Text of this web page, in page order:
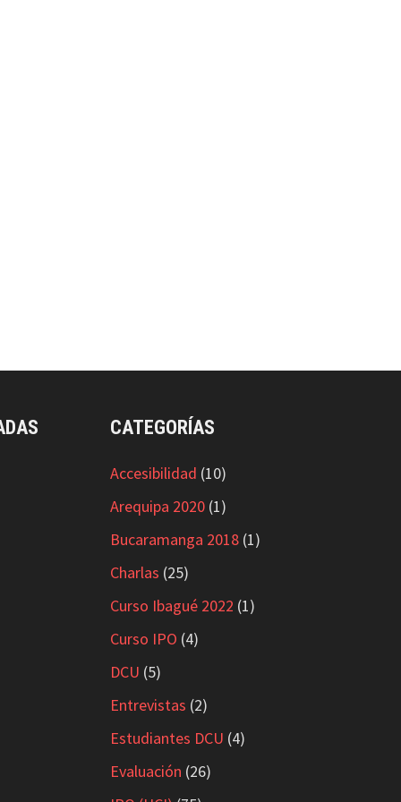
CATEGORÍAS
Accesibilidad (10)
Arequipa 2020(1)
Bucaramanga 2018(1)
Charlas (25)
Curso Ibagué 2022 (1)
Curso IPO (4)
DCU (5)
Entrevistas (2)
Estudiantes DCU (4)
Evaluación (26)